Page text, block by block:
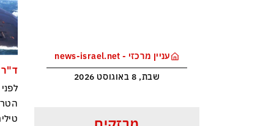
עניין מרכזי - news-israel.net
שבת, 8 באוגוסט 2026
ד"ר